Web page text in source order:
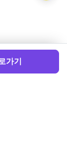
제공한다.
가기